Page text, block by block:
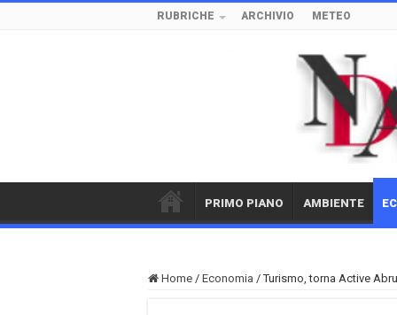
RUBRICHE ARCHIVIO METEO
PRIMO PIANO AMBIENTE
Home / Economia / Turismo, torna Active